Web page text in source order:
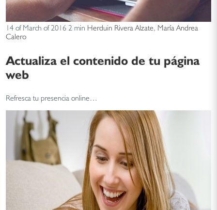
14 of March of 2016 2 min Herduin Rivera Alzate, María Andrea
Calero
Actualiza el contenido de tu página
web
Refresca tu presencia online…